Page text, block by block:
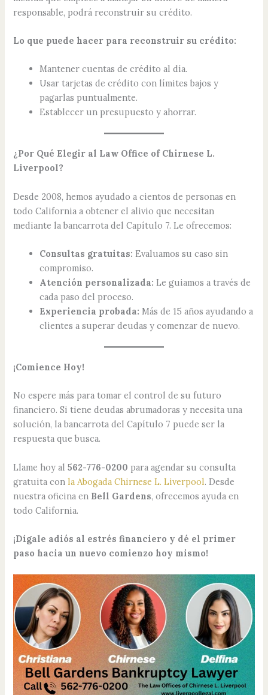
responsable, podrá reconstruir su crédito.
Lo que puede hacer para reconstruir su crédito:
Mantener cuentas de crédito al día.
Usar tarjetas de crédito con límites bajos y
pagarlas puntualmente.
Establecer un presupuesto y ahorrar.
¿Por Qué Elegir al Law Office of Chirnese L.
Liverpool?
Desde 2008, hemos ayudado a cientos de personas en
todo California a obtener el alivio que necesitan
mediante la bancarrota del Capítulo 7. Le ofrecemos:
Consultas gratuitas: Evaluamos su caso sin
compromiso.
Atención personalizada: Le guiamos a través de
cada paso del proceso.
Experiencia probada: Más de 15 años ayudando a
clientes a superar deudas y comenzar de nuevo.
¡Comience Hoy!
No espere más para tomar el control de su futuro
financiero. Si tiene deudas abrumadoras y necesita una
solución, la bancarrota del Capítulo 7 puede ser la
respuesta que busca.
Llame hoy al562-776-0200 para agendar su consulta
gratuita con la Abogada Chirnese L. Liverpool. Desde
nuestra oficina en Bell Gardens, ofrecemos ayuda en
todo California.
¡Dígale adiós al estrés financiero y dé el primer
paso hacia un nuevo comienzo hoy mismo!